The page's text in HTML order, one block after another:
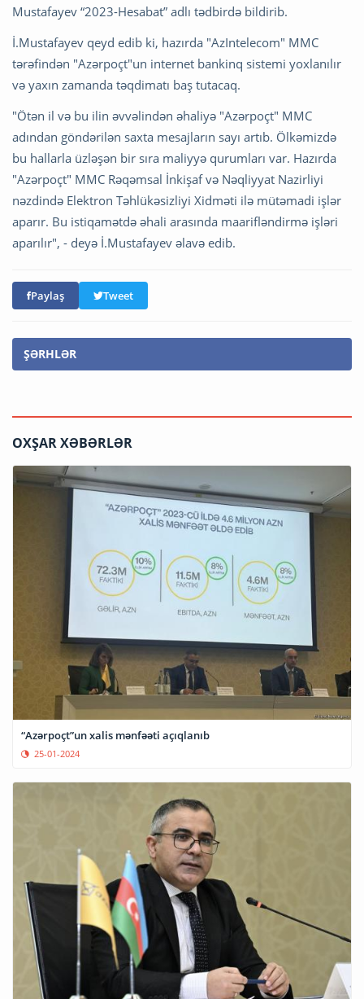
Mustafayev “2023-Hesabat” adlı tədbirdə bildirib.
İ.Mustafayev qeyd edib ki, hazırda "AzIntelecom" MMC
tərəfindən "Azərpoçt"un internet bankinq sistemi yoxlanılır
və yaxın zamanda təqdimatı baş tutacaq.
"Ötən il və bu ilin əvvəlindən əhaliyə "Azərpoçt" MMC
adından göndərilən saxta mesajların sayı artıb. Ölkəmizdə
bu hallarla üzləşən bir sıra maliyyə qurumları var. Hazırda
"Azərpoçt" MMC Rəqəmsal İnkişaf və Nəqliyyat Nazirliyi
nəzdində Elektron Təhlükəsizliyi Xidməti ilə mütəmadi işlər
aparır. Bu istiqamətdə əhali arasında maarifləndirmə işləri
aparılır", - deyə İ.Mustafayev əlavə edib.
Paylaş Tweet
ŞƏRHLƏR
OXŞAR XƏBƏRLƏR
“Azərpoçt”un xalis mənfəəti açıqlanıb
25-01-2024